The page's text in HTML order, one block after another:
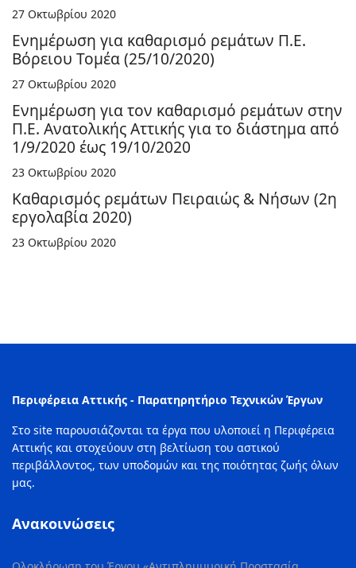
27 Οκτωβρίου 2020
Ενημέρωση για καθαρισμό ρεμάτων Π.Ε.
Βόρειου Τομέα (25/10/2020)
27 Οκτωβρίου 2020
Ενημέρωση για τον καθαρισμό ρεμάτων στην
Π.Ε. Ανατολικής Αττικής για το διάστημα από
1/9/2020 έως 19/10/2020
23 Οκτωβρίου 2020
Καθαρισμός ρεμάτων Πειραιώς & Νήσων (2η
εργολαβία 2020)
23 Οκτωβρίου 2020
Περιφέρεια Αττικής - Παρατηρητήριο Τεχνικών Έργων
Στο site παρουσιάζονται τα έργα που υλοποιεί η Περιφέρεια
Αττικής και στοχεύουν στη βελτίωση του αστικού
περιβάλλοντος, των υποδομών και της ποιότητας ζωής όλων
μας.
Ανακοινώσεις